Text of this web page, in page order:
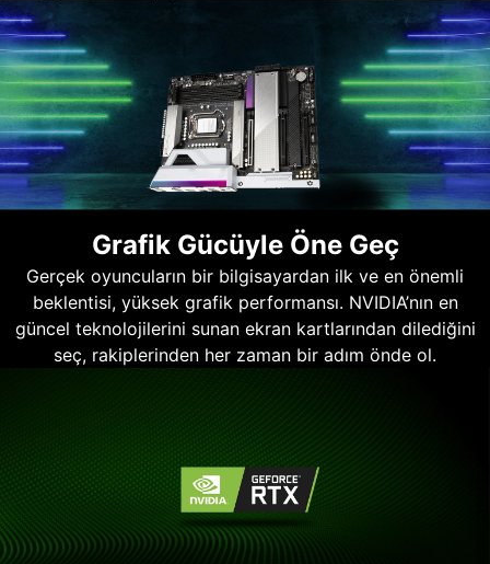
Grafik Gücüyle Öne Geç
Gerçek oyuncuların bir bilgisayardan ilk ve en önemli
beklentisi, yüksek grafik performansı. NVIDIA’nın en
güncel teknolojilerini sunan ekran kartlarından dilediğini
seç, rakiplerinden her zaman bir adım önde ol.